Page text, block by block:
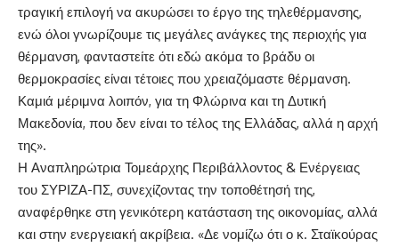
τραγική επιλογή να ακυρώσει το έργο της τηλεθέρμανσης,
ενώ όλοι γνωρίζουμε τις μεγάλες ανάγκες της περιοχής για
θέρμανση, φανταστείτε ότι εδώ ακόμα το βράδυ οι
θερμοκρασίες είναι τέτοιες που χρειαζόμαστε θέρμανση.
Καμιά μέριμνα λοιπόν, για τη Φλώρινα και τη Δυτική
Μακεδονία, που δεν είναι το τέλος της Ελλάδας, αλλά η αρχή
της».
Η Αναπληρώτρια Τομεάρχης Περιβάλλοντος & Ενέργειας
του ΣΥΡΙΖΑ-ΠΣ, συνεχίζοντας την τοποθέτησή της,
αναφέρθηκε στη γενικότερη κατάσταση της οικονομίας, αλλά
και στην ενεργειακή ακρίβεια. «Δε νομίζω ότι ο κ. Σταϊκούρας